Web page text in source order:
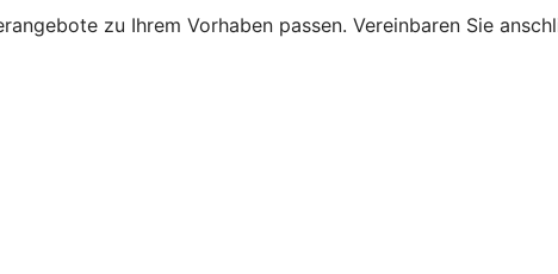
zu Ihrem Vorhaben passen. Vereinbaren Sie